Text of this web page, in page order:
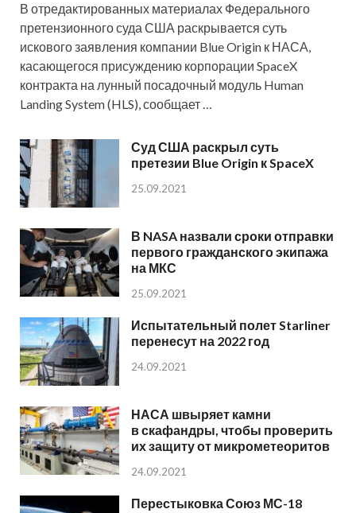
В отредактированных материалах Федерального
претензионного суда США раскрывается суть
искового заявления компании Blue Origin к НАСА,
касающегося присуждению корпорации SpaceX
контракта на лунный посадочный модуль Human
Landing System (HLS), сообщает …
Суд США раскрыл суть
претезии Blue Origin к SpaceX
25.09.2021
В NASA назвали сроки отправки
первого гражданского экипажа
на МКС
25.09.2021
Испытательный полет Starliner
перенесут на 2022 год
24.09.2021
НАСА швыряет камни
в скафандры, чтобы проверить
их защиту от микрометеоритов
24.09.2021
Перестыковка Союз МС-18